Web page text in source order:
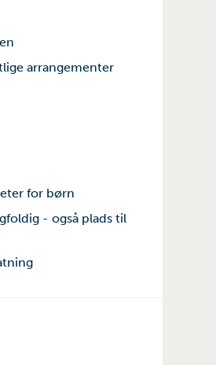
arrangementer
for børn
- også plads til